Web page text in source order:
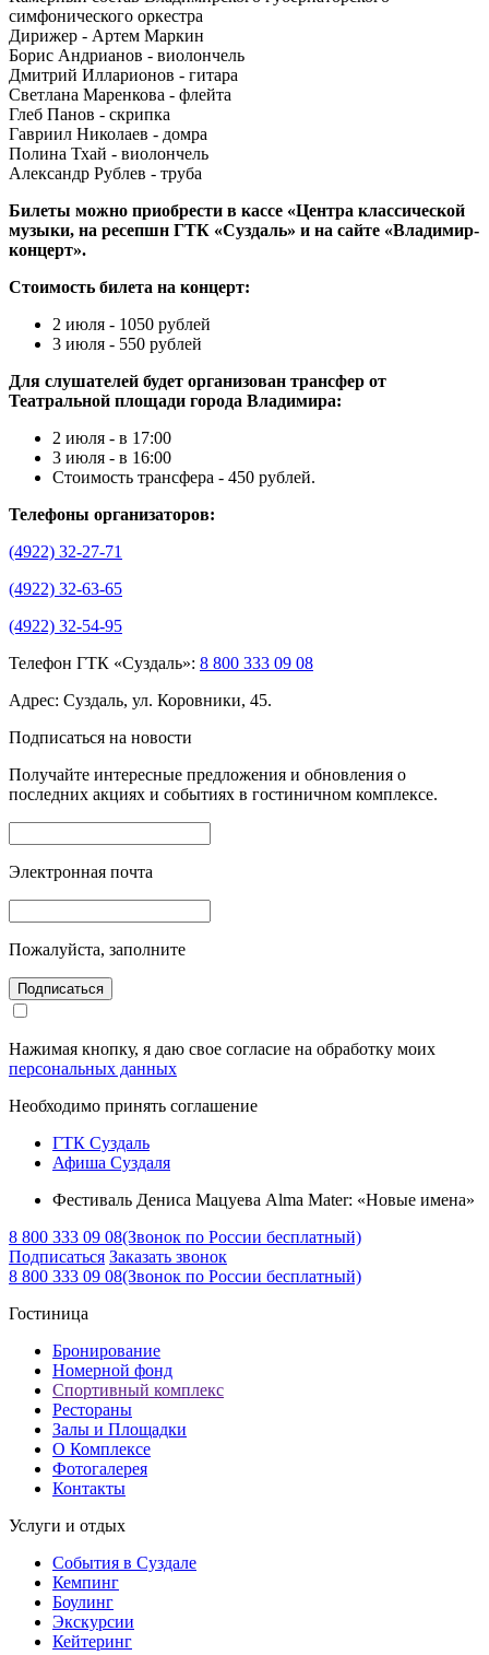
симфонического оркестра
Дирижер - Артем Маркин
Борис Андрианов - виолончель
Дмитрий Илларионов - гитара
Светлана Маренкова - флейта
Глеб Панов - скрипка
Гавриил Николаев - домра
Полина Тхай - виолончель
Александр Рублев - труба
Билеты можно приобрести в кассе «Центра классической
музыки, на ресепшн ГТК «Суздаль» и на сайте «Владимир-
концерт».
Стоимость билета на концерт:
2 июля - 1050 рублей
3 июля - 550 рублей
Для слушателей будет организован трансфер от
Театральной площади города Владимира:
2 июля - в 17:00
3 июля - в 16:00
Стоимость трансфера - 450 рублей.
Телефоны организаторов:
(4922) 32-27-71
(4922) 32-63-65
(4922) 32-54-95
Телефон ГТК «Суздаль»: 8 800 333 09 08
Адрес: Суздаль, ул. Коровники, 45.
Подписаться на новости
Получайте интересные предложения и обновления о
последних акциях и событиях в гостиничном комплексе.
Электронная почта
Пожалуйста, заполните
Подписаться
Нажимая кнопку, я даю свое согласие на обработку моих
персональных данных
Необходимо принять соглашение
ГТК Суздаль
Афиша Суздаля
Фестиваль Дениса Мацуева Alma Mater: «Новые имена»
8 800 333 09 08(Звонок по России бесплатный)
Подписаться Заказать звонок
8 800 333 09 08(Звонок по России бесплатный)
Гостиница
Бронирование
Номерной фонд
Спортивный комплекс
Рестораны
Залы и Площадки
О Комплексе
Фотогалерея
Контакты
Услуги и отдых
События в Суздале
Кемпинг
Боулинг
Экскурсии
Кейтеринг